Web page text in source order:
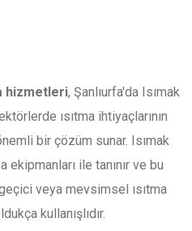
hizmetleri, Şanlıurfa'da Isımak
ısıtma ihtiyaçlarının
bir çözüm sunar. Isımak
ekipmanları ile tanınır ve bu
veya mevsimsel ısıtma
kullanışlıdır.